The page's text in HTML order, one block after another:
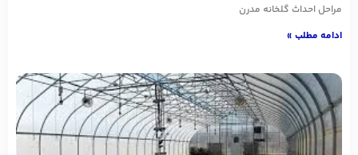
مراحل احداث گلخانه مدرن
ادامه مطلب »